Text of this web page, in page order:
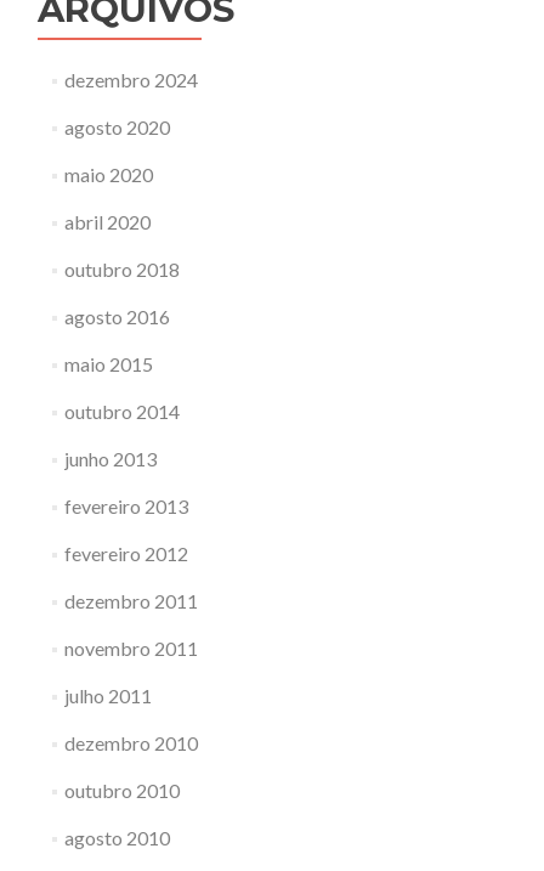
ARQUIVOS
dezembro 2024
agosto 2020
maio 2020
abril 2020
outubro 2018
agosto 2016
maio 2015
outubro 2014
junho 2013
fevereiro 2013
fevereiro 2012
dezembro 2011
novembro 2011
julho 2011
dezembro 2010
outubro 2010
agosto 2010